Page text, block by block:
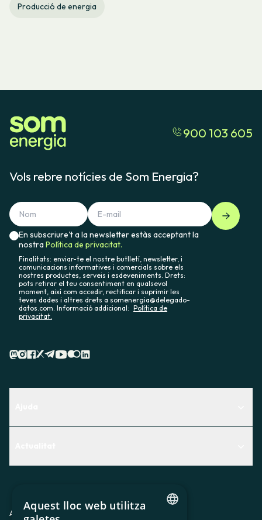
Producció de energia
900 103 605
Vols rebre notícies de Som Energia?
En subscriure't a la newsletter estàs acceptant la
nostraPolítica de privacitat.
Finalitats: enviar-te el nostre butlletí, newsletter, i
comunicacions informatives i comercials sobre els
nostres productes, serveis i esdeveniments. Drets:
pots retirar el teu consentiment en qualsevol
moment, així com accedir, rectificar i suprimir les
teves dades i altres drets a somenergia@delegado-
datos.com. Informació addicional: Política de
privacitat.
Premsa
Avis legal Política de privacitatPolítica de cookies
Aquest lloc web utilitza